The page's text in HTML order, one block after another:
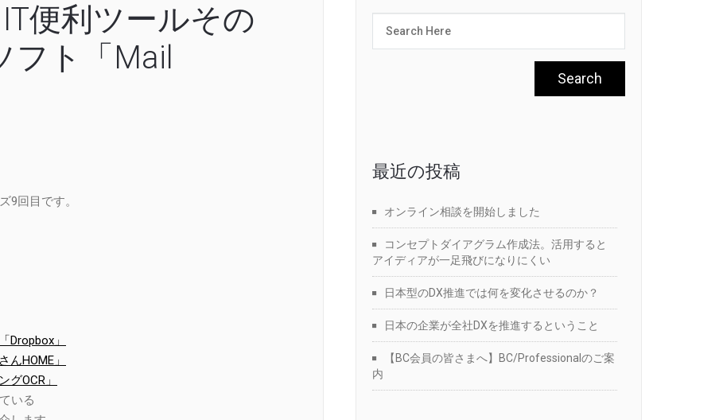
便利ツールその
ト「Mail
9回目です。
」
HOME」
OCR」
いる
最近の投稿
オンライン相談を開始しました
コンセプトダイアグラム作成法。活用すると
アイディアが一足飛びになりにくい
日本型のDX推進では何を変化させるのか？
日本の企業が全社DXを推進するということ
【BC会員の皆さまへ】BC/Professionalのご案
内